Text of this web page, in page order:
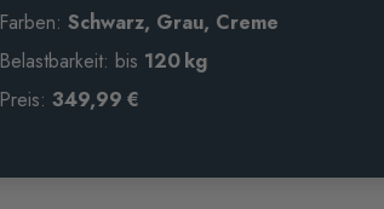
Farben: Schwarz, Grau, Creme
Belastbarkeit: bis 120 kg
Preis: 349,99 €